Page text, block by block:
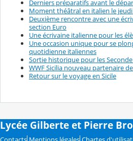
Derniers préparatifs avant le
Moment théâtral en italien le jeudi
Deuxième rencontre avec une
section Euro
Une écrivaine italienne pour les
Une occasion unique pour se
quotidienne italiennes
Sortie historique pour les
WWF Sicilia nouveau partenaire
Retour sur le voyage en Sicile
Lycée Gilberte et Pierre